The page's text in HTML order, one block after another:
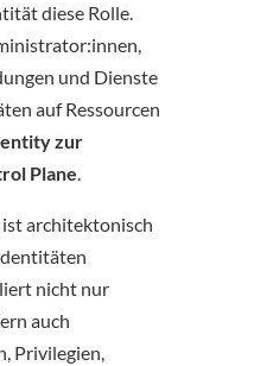
diese Rolle.
und Dienste
auf Ressourcen
zur
Plane.
architektonisch
nicht nur
auch
Privilegien,